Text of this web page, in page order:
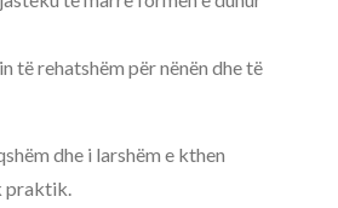
të rehatshëm për nënën dhe të
dhe i larshëm e kthen
praktik.